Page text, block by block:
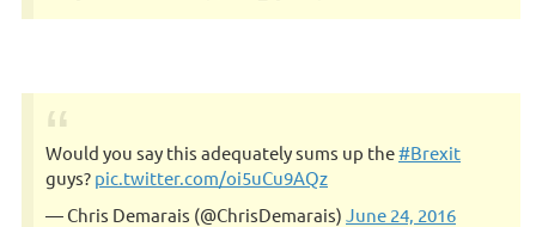
Would you say this adequately sums up the#Brexit
guys? pic.twitter.com/oi5uCu9AQz
— Chris Demarais (@ChrisDemarais) June 24, 2016